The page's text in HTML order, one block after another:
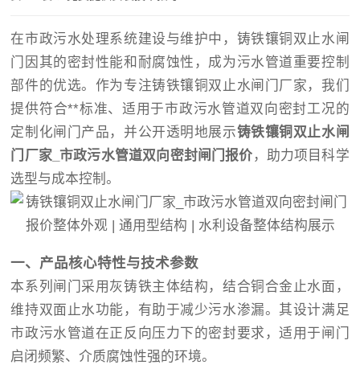
在市政污水处理系统建设与维护中，铸铁镶铜双止水闸
门因其的密封性能和耐腐蚀性，成为污水管道重要控制
部件的优选。作为专注铸铁镶铜双止水闸门厂家，我们
提供符合**标准、适用于市政污水管道双向密封工况的
定制化闸门产品，并公开透明地展示铸铁镶铜双止水闸
门厂家_市政污水管道双向密封闸门报价 ，助力项目科学
选型与成本控制。
一、产品核心特性与技术参数
本系列闸门采用灰铸铁主体结构，结合铜合金止水面，
维持双面止水功能，有助于减少污水渗漏。其设计满足
市政污水管道在正反向压力下的密封要求，适用于闸门
启闭频繁、介质腐蚀性强的环境。